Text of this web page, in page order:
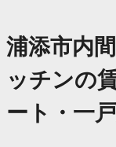
浦添市内
ッチンの
ート・一